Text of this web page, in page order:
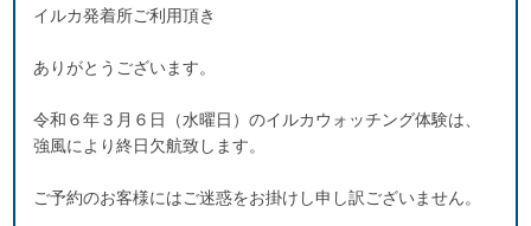
イルカ発着所ご利用頂き
ありがとうございます。
令和６年３月６日（水曜日）のイルカウォッチング体験は、
強風により終日欠航致します。
ご予約のお客様にはご迷惑をお掛けし申し訳ございません。